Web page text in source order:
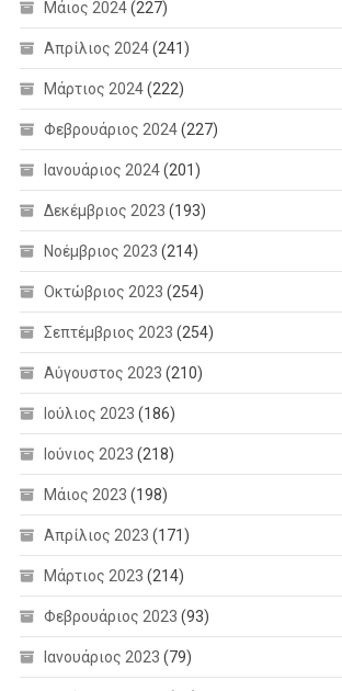
Μάιος 2024(227)
Απρίλιος 2024(241)
Μάρτιος 2024(222)
Φεβρουάριος 2024(227)
Ιανουάριος 2024(201)
Δεκέμβριος 2023 (193)
Νοέμβριος 2023 (214)
Οκτώβριος 2023 (254)
Σεπτέμβριος 2023 (254)
Αύγουστος 2023 (210)
Ιούλιος 2023 (186)
Ιούνιος 2023 (218)
Μάιος 2023 (198)
Απρίλιος 2023 (171)
Μάρτιος 2023 (214)
Φεβρουάριος 2023 (93)
Ιανουάριος 2023 (79)